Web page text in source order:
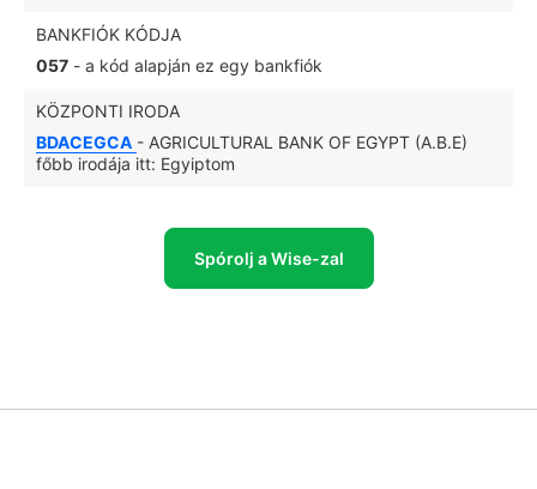
BANKFIÓK KÓDJA
057 - a kód alapján ez egy bankfiók
KÖZPONTI IRODA
BDACEGCA - AGRICULTURAL BANK OF EGYPT (A.B.E)
főbb irodája itt: Egyiptom
Spórolj a Wise-zal